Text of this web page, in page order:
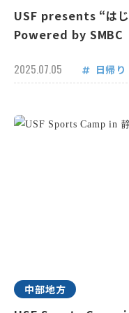
USF presents “は
Powered by
2025.07.05 日帰り
中部地方